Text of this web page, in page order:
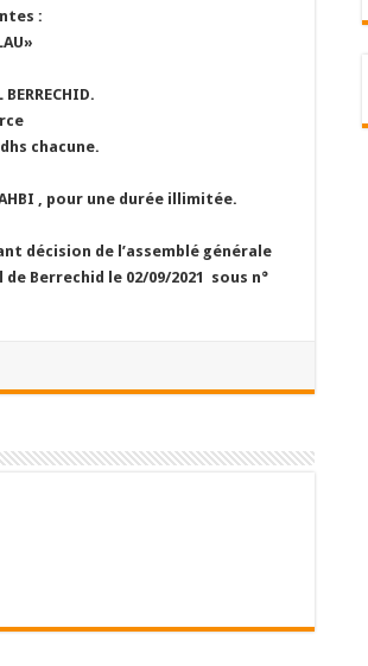
:
chacune.
, pour une durée illimitée.
décision de l’assemblé générale
Berrechid le 02/09/2021 sous n°